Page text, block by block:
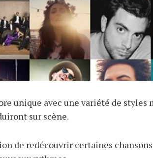
unique avec une variété de
sur scène.
de redécouvrir certaines